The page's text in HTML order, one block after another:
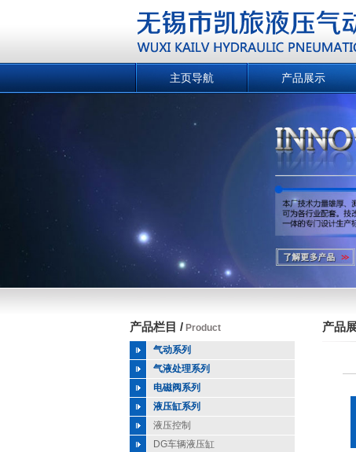
主页导航 产品展示
产品栏目 / Product
气动系列
气液处理系列
电磁阀系列
液压缸系列
液压控制
DG车辆液压缸
产品